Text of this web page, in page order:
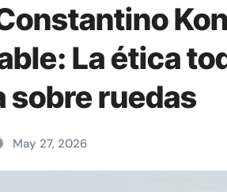
La ética
sobre ruedas
May 27, 2026